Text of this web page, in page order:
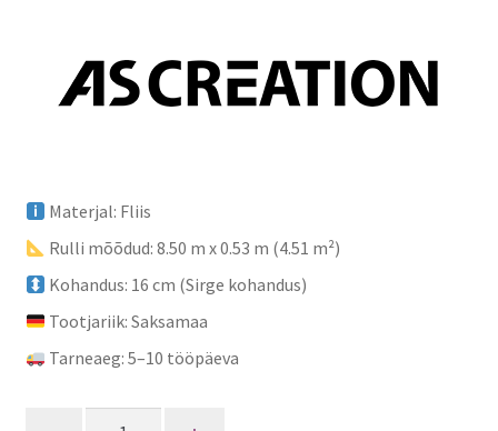
Materjal: Fliis
Rulli mõõdud: 8.50 m x 0.53 m (4.51 m²)
Kohandus: 16 cm (Sirge kohandus)
Tootjariik: Saksamaa
Tarneaeg: 5–10 tööpäeva